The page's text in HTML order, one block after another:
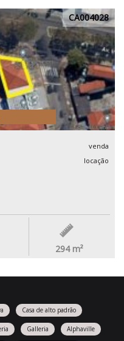
CA004028
venda
locação
294 m²
Casa de alto padrão
Galleria Alphaville